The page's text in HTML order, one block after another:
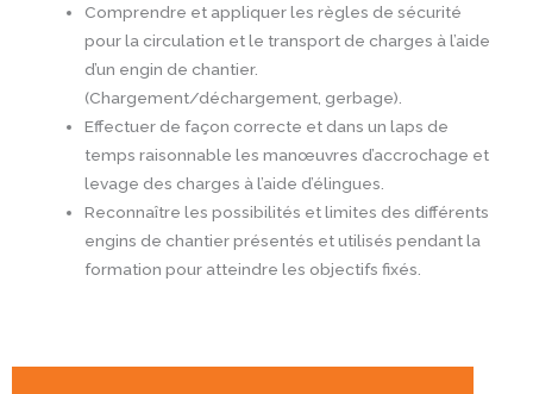
Comprendre et appliquer les règles de sécurité
pour la circulation et le transport de charges à l’aide
d’un engin de chantier.
(Chargement/déchargement, gerbage).
Effectuer de façon correcte et dans un laps de
temps raisonnable les manœuvres d’accrochage et
levage des charges à l’aide d’élingues.
Reconnaître les possibilités et limites des différents
engins de chantier présentés et utilisés pendant la
formation pour atteindre les objectifs fixés.